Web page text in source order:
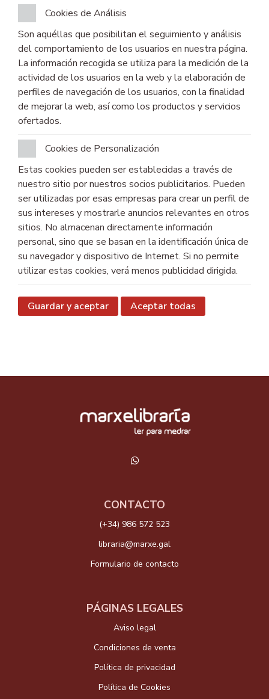
Cookies de Análisis
Son aquéllas que posibilitan el seguimiento y análisis
del comportamiento de los usuarios en nuestra página.
La información recogida se utiliza para la medición de la
actividad de los usuarios en la web y la elaboración de
perfiles de navegación de los usuarios, con la finalidad
de mejorar la web, así como los productos y servicios
ofertados.
Cookies de Personalización
Estas cookies pueden ser establecidas a través de
nuestro sitio por nuestros socios publicitarios. Pueden
ser utilizadas por esas empresas para crear un perfil de
sus intereses y mostrarle anuncios relevantes en otros
sitios. No almacenan directamente información
personal, sino que se basan en la identificación única de
su navegador y dispositivo de Internet. Si no permite
utilizar estas cookies, verá menos publicidad dirigida.
Guardar y aceptar Aceptar todas
CONTACTO
(+34) 986 572 523
libraria@marxe.gal
Formulario de contacto
PÁGINAS LEGALES
Aviso legal
Condiciones de venta
Política de privacidad
Política de Cookies